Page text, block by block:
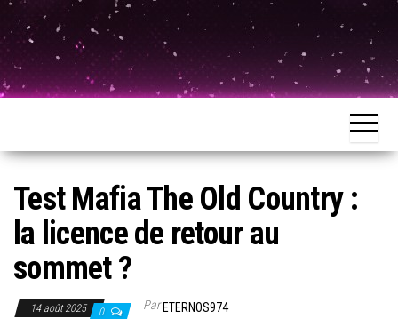
Test Mafia The Old Country :
la licence de retour au
sommet ?
14 août 2025 0 ParETERNOS974